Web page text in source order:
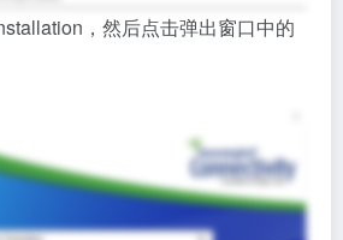
，然后点击弹出窗口中的